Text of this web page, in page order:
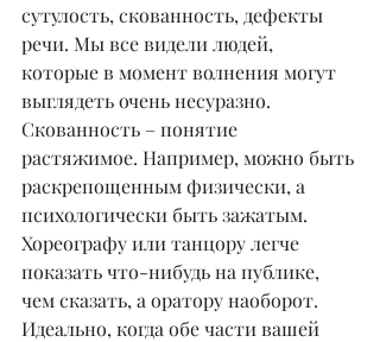
сутулость, скованность, дефекты
речи. Мы все видели людей,
которые в момент волнения могут
выглядеть очень несуразно.
Скованность – понятие
растяжимое. Например, можно быть
раскрепощенным физически, а
психологически быть зажатым.
Хореографу или танцору легче
показать что-нибудь на публике,
чем сказать, а оратору наоборот.
Идеально, когда обе части вашей